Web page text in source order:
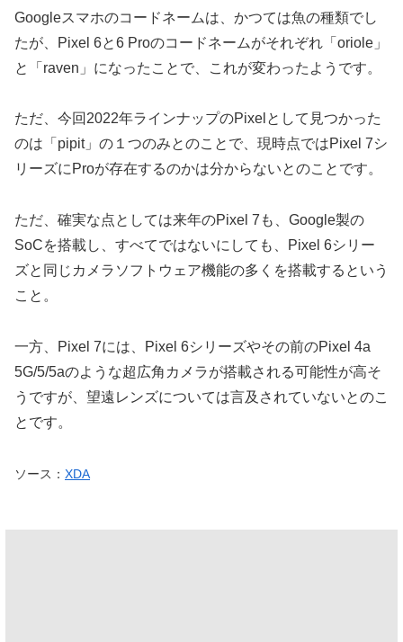
Googleスマホのコードネームは、かつては魚の種類でし
たが、Pixel 6と6 Proのコードネームがそれぞれ「oriole」
と「raven」になったことで、これが変わったようです。
ただ、今回2022年ラインナップのPixelとして見つかった
のは「pipit」の１つのみとのことで、現時点ではPixel 7シ
リーズにProが存在するのかは分からないとのことです。
ただ、確実な点としては来年のPixel 7も、Google製の
SoCを搭載し、すべてではないにしても、Pixel 6シリー
ズと同じカメラソフトウェア機能の多くを搭載するという
こと。
一方、Pixel 7には、Pixel 6シリーズやその前のPixel 4a
5G/5/5aのような超広角カメラが搭載される可能性が高そ
うですが、望遠レンズについては言及されていないとのこ
とです。
ソース： XDA